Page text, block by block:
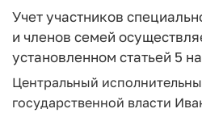
Учет участников
и членов семей
установленном статьей 5
Центральный
государственной власти